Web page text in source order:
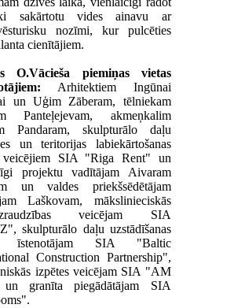
sakārtotu vides ainavu ar
nozīmi, kur pulcēties
cienītājiem.
O.Vācieša piemiņas vietas
Arhitektiem Ingūnai
un Uģim Zāberam, tēlniekam
Panteļejevam, akmeņkalim
Pandaram, skulpturālo daļu
un teritorijas labiekārtošanas
veicējiem SIA "Riga Rent" un
projektu vadītājam Aivaram
un valdes priekšsēdētājam
Laškovam, mākslinieciskās
veicējam SIA
skulpturālo daļu uzstādīšanas
īstenotājam SIA "Baltic
Construction Partnership",
izpētes veicējam SIA "AM
granīta piegādātājam SIA